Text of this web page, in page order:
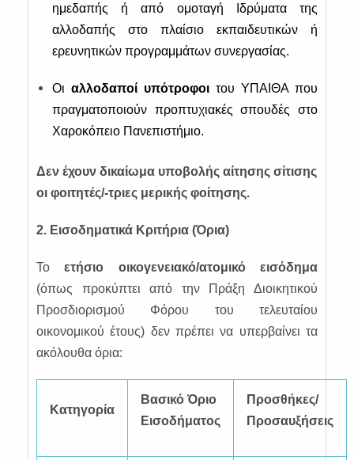
ημεδαπής ή από ομοταγή Ιδρύματα της
αλλοδαπής στο πλαίσιο εκπαιδευτικών ή
ερευνητικών προγραμμάτων συνεργασίας.
Οι αλλοδαποί υπότροφοι του ΥΠΑΙΘΑ που
πραγματοποιούν προπτυχιακές σπουδές στο
Χαροκόπειο Πανεπιστήμιο.
Δεν έχουν δικαίωμα υποβολής αίτησης σίτισης
οι φοιτητές/-τριες μερικής φοίτησης.
2. Εισοδηματικά Κριτήρια (Όρια)
Τοετήσιο οικογενειακό/ατομικό εισόδημα
(όπως προκύπτει από την Πράξη Διοικητικού
Προσδιορισμού Φόρου του τελευταίου
οικονομικού έτους) δεν πρέπει να υπερβαίνει τα
ακόλουθα όρια:
Κατηγορία
Βασικό Όριο
Εισοδήματος
Προσθήκες/
Προσαυξήσεις